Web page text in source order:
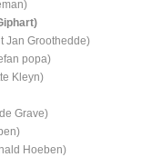
Jan Groothedde)
popa)
Kleyn)
Grave)
Hoeben)